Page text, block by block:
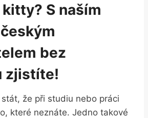
S naším
bez
zjistíte!
že při studiu nebo práci
které neznáte. Jedno takové